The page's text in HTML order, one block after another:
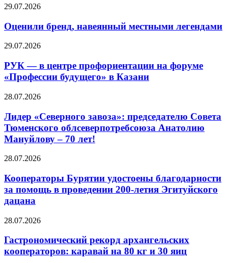
29.07.2026
Оценили бренд, навеянный местными легендами
29.07.2026
РУК — в центре профориентации на форуме
«Профессии будущего» в Казани
28.07.2026
Лидер «Северного завоза»: председателю Совета
Тюменского облсеверпотребсоюза Анатолию
Мануйлову – 70 лет!
28.07.2026
Кооператоры Бурятии удостоены благодарности
за помощь в проведении 200-летия Эгитуйского
дацана
28.07.2026
Гастрономический рекорд архангельских
кооператоров: каравай на 80 кг и 30 яиц